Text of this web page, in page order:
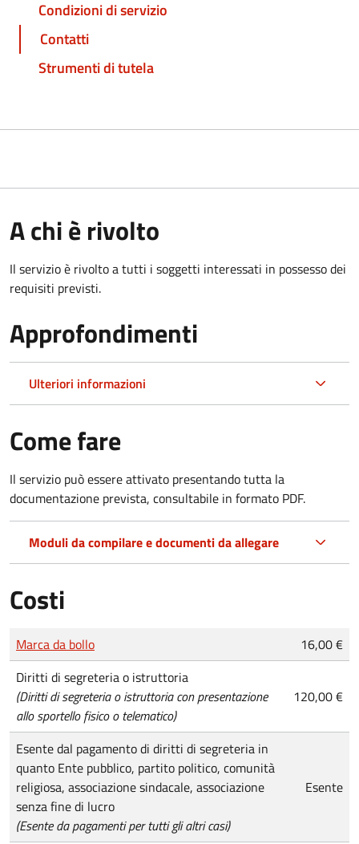
Condizioni di servizio
Contatti
Strumenti di tutela
A chi è rivolto
Il servizio è rivolto a tutti i soggetti interessati in possesso dei
requisiti previsti.
Approfondimenti
Ulteriori informazioni
Come fare
Il servizio può essere attivato presentando tutta la
documentazione prevista, consultabile in formato PDF.
Moduli da compilare e documenti da allegare
Costi
Tipo di pagamento
Importo
Marca da bollo
16,00 €
Diritti di segreteria o istruttoria
(Diritti di segreteria o istruttoria con presentazione
allo sportello fisico o telematico)
120,00 €
Esente dal pagamento di diritti di segreteria in
quanto Ente pubblico, partito politico, comunità
religiosa, associazione sindacale, associazione
senza fine di lucro
(Esente da pagamenti per tutti gli altri casi)
Esente